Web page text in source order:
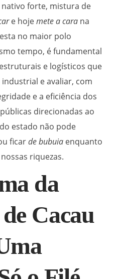
nativo forte, mistura de
e hojemete a cara na
no maior polo
tempo, é fundamental
e logísticos que
e avaliar, com
e a eficiência dos
direcionadas ao
estado não pode
ficarde bubuia enquanto
riquezas.
da
Cacau